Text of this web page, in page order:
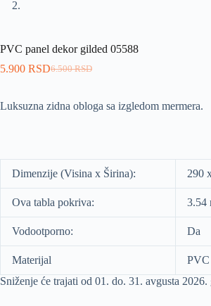
PVC panel dekor gilded 05588
6.500RSD
5.900 RSD
Luksuzna zidna obloga sa izgledom mermera.
Dimenzije (Visina x Širina): 290
Ova tabla pokriva: 3.54
Vodootporno: Da
Materijal
PVC
Sniženje će trajati od 01. do. 31. avgusta 2026.